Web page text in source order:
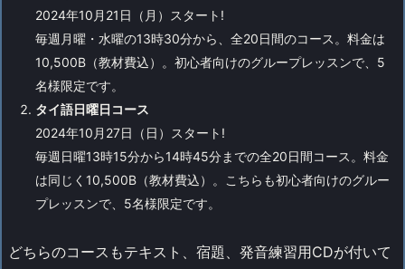
2024年10月21日（月）スタート!
毎週月曜・水曜の13時30分から、全20日間のコース。料金は
10,500B（教材費込）。初心者向けのグループレッスンで、5
名様限定です。
タイ語日曜日コース
2024年10月27日（日）スタート!
毎週日曜13時15分から14時45分までの全20日間コース。料金
は同じく10,500B（教材費込）。こちらも初心者向けのグルー
プレッスンで、5名様限定です。
どちらのコースもテキスト、宿題、発音練習用CDが付いて